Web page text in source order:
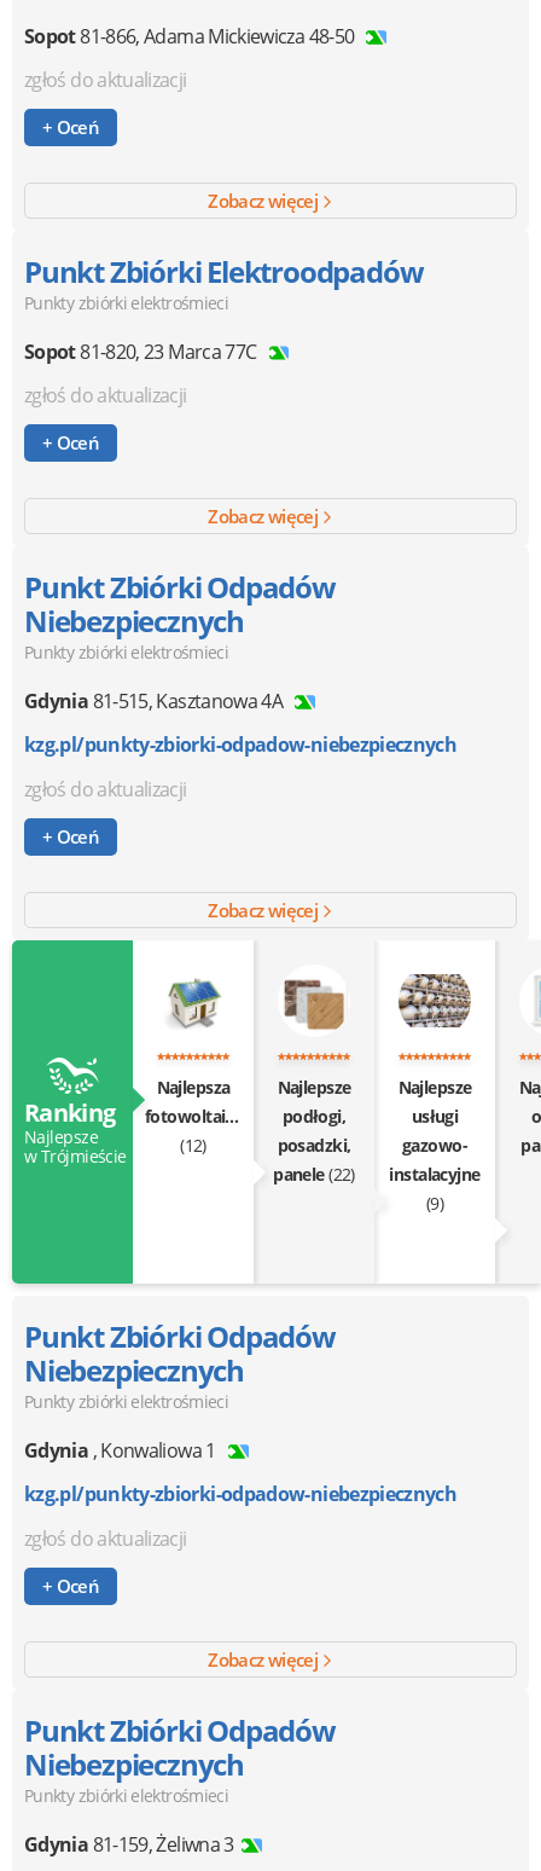
Sopot81-866,Adama Mickiewicza 48-50
zgłoś do aktualizacji
+ Oceń
Zobacz więcej
Punkt Zbiórki Elektroodpadów
Punkty zbiórki elektrośmieci
Sopot81-820,23 Marca 77C
zgłoś do aktualizacji
+ Oceń
Zobacz więcej
Punkt Zbiórki Odpadów
Niebezpiecznych
Punkty zbiórki elektrośmieci
Gdynia81-515,Kasztanowa 4A
kzg.pl/punkty-zbiorki-odpadow-niebezpiecznych
zgłoś do aktualizacji
+ Oceń
Zobacz więcej
Ranking
Najlepsze
w Trójmieście
Najlepsza
fotowoltaika
(12)
Najlepsze
podłogi,
posadzki,
panele(22)
Najlepsze
usługi
gazowo-
instalacyjne
(9)
Punkt Zbiórki Odpadów
Niebezpiecznych
Punkty zbiórki elektrośmieci
Gdynia ,Konwaliowa 1
kzg.pl/punkty-zbiorki-odpadow-niebezpiecznych
zgłoś do aktualizacji
+ Oceń
Zobacz więcej
Punkt Zbiórki Odpadów
Niebezpiecznych
Punkty zbiórki elektrośmieci
Gdynia81-159,Żeliwna 3